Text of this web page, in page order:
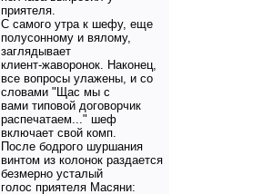
приятеля.
С самого утра к шефу, еще
полусонному и вялому,
заглядывает
клиент-жаворонок. Hаконец,
все вопросы улажены, и со
словами "Щас мы с
вами типовой договорчик
распечатаем..." шеф
включает свой комп.
После бодрого шуршания
винтом из колонок раздается
безмерно усталый
голос приятеля Масяни: